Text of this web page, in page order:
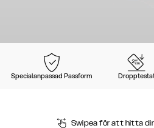
Specialanpassad Passform
Swipea för att hitta